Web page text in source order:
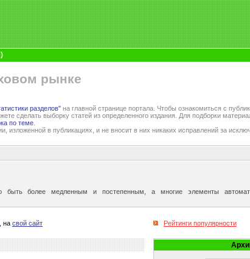
рынке
разделов" на главной странице портала. Чтобы ознакомиться с
сделать выборку статей из определенного издания. Для подборки
по теме
изложенной в публикациях, и не вносит в них никаких исправлений за
быть более медленным и постепенным, а многие элементы
, на свой сайт Рейтинги популярности